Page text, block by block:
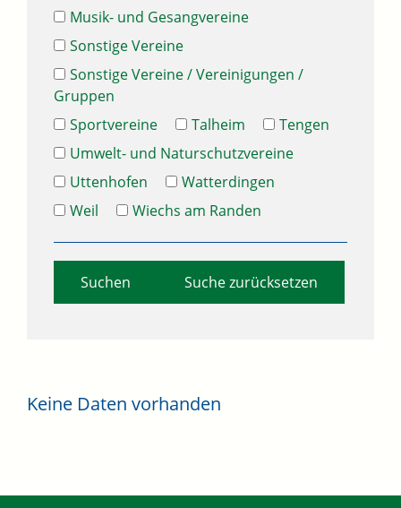
Musik- und Gesangvereine
Sonstige Vereine
Sonstige Vereine / Vereinigungen /
Gruppen
Sportvereine
Talheim
Tengen
Umwelt- und Naturschutzvereine
Uttenhofen
Watterdingen
Weil
Wiechs am Randen
Suche zurücksetzen
Keine Daten vorhanden